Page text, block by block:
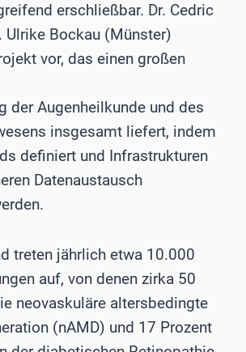
erschließbar. Dr. Cedric
Ulrike Bockau (Münster)
vor, das einen großen
der Augenheilkunde und des
insgesamt liefert, indem
definiert und Infrastrukturen
Datenaustausch
treten jährlich etwa 10.000
auf, von denen zirka 50
neovaskuläre altersbedingte
(nAMD) und 17 Prozent